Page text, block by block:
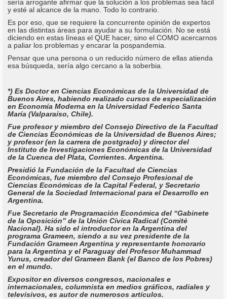
sería arrogante afirmar que la solución a los problemas sea fácil
y esté al alcance de la mano. Todo lo contrario.
Es por eso, que se requiere la concurrente opinión de expertos
en las distintas áreas para ayudar a su formulación. No se está
diciendo en estas líneas el QUE hacer, sino el COMO acercarnos
a paliar los problemas y encarar la pospandemia.
Pensar que una persona o un reducido número de ellas atienda
esa búsqueda, sería algo cercano a la soberbia.
*) Es Doctor en Ciencias Económicas de la Universidad de
Buenos Aires, habiendo realizado cursos de especialización
en Economía Moderna en la Universidad Federico Santa
María (Valparaíso, Chile).
Fue profesor y miembro del Consejo Directivo de la Facultad
de Ciencias Económicas de la Universidad de Buenos Aires;
y profesor (en la carrera de postgrado) y director del
Instituto de Investigaciones Económicas de la Universidad
de la Cuenca del Plata, Corrientes. Argentina.
Presidió la Fundación de la Facultad de Ciencias
Económicas, fue miembro del Consejo Profesional de
Ciencias Económicas de la Capital Federal, y Secretario
General de la Sociedad Internacional para el Desarrollo en
Argentina.
Fue Secretario de Programación Económica del “Gabinete
de la Oposición” de la Unión Cívica Radical (Comité
Nacional). Ha sido el introductor en la Argentina del
programa Grameen, siendo a su vez presidente de la
Fundación Grameen Argentina y representante honorario
para la Argentina y el Paraguay del Profesor Muhammad
Yunus, creador del Grameen Bank (el Banco de los Pobres)
en el mundo.
Expositor en diversos congresos, nacionales e
internacionales, columnista en medios gráficos, radiales y
televisivos, es autor de numerosos artículos.